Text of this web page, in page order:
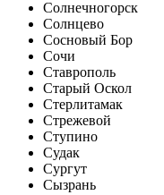
Солнечногорск
Солнцево
Сосновый Бор
Сочи
Ставрополь
Старый Оскол
Стерлитамак
Стрежевой
Ступино
Судак
Сургут
Сызрань